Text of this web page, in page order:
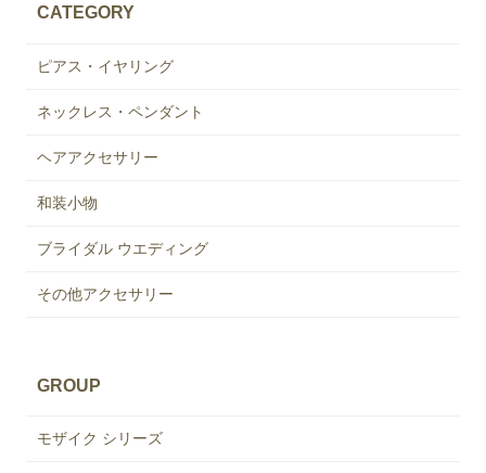
CATEGORY
ピアス・イヤリング
ネックレス・ペンダント
ヘアアクセサリー
和装小物
ブライダル ウエディング
その他アクセサリー
GROUP
モザイク シリーズ